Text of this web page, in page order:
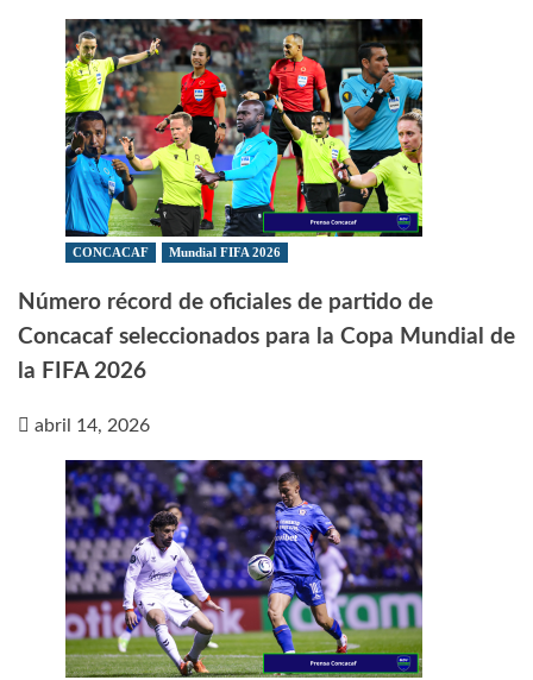
CONCACAF Mundial FIFA 2026
Número récord de oficiales de partido de
Concacaf seleccionados para la Copa Mundial de
la FIFA 2026
abril 14, 2026